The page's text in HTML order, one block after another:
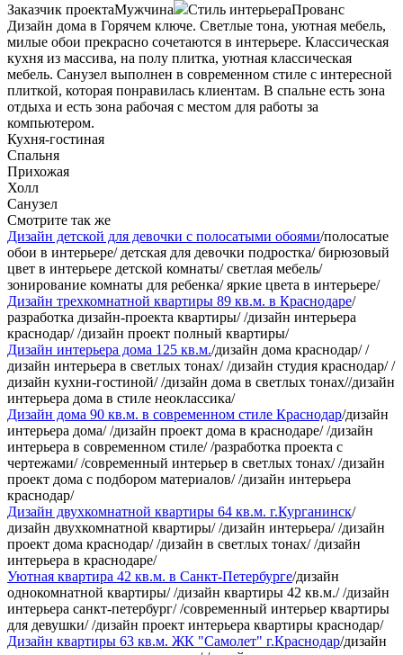
Заказчик проектаМужчина Стиль интерьераПрованс
Дизайн дома в Горячем ключе. Светлые тона, уютная мебель,
милые обои прекрасно сочетаются в интерьере. Классическая
кухня из массива, на полу плитка, уютная классическая
мебель. Санузел выполнен в современном стиле с интересной
плиткой, которая понравилась клиентам. В спальне есть зона
отдыха и есть зона рабочая с местом для работы за
компьютером.
Кухня-гостиная
Спальня
Прихожая
Холл
Санузел
Смотрите так же
Дизайн детской для девочки с полосатыми обоями/полосатые
обои в интерьере/ детская для девочки подростка/ бирюзовый
цвет в интерьере детской комнаты/ светлая мебель/
зонирование комнаты для ребенка/ яркие цвета в интерьере/
Дизайн трехкомнатной квартиры 89 кв.м. в Краснодаре/
разработка дизайн-проекта квартиры/ /дизайн интерьера
краснодар/ /дизайн проект полный квартиры/
Дизайн интерьера дома 125 кв.м./дизайн дома краснодар/ /
дизайн интерьера в светлых тонах/ /дизайн студия краснодар/ /
дизайн кухни-гостиной/ /дизайн дома в светлых тонах//дизайн
интерьера дома в стиле неоклассика/
Дизайн дома 90 кв.м. в современном стиле Краснодар/дизайн
интерьера дома/ /дизайн проект дома в краснодаре/ /дизайн
интерьера в современном стиле/ /разработка проекта с
чертежами/ /современный интерьер в светлых тонах/ /дизайн
проект дома с подбором материалов/ /дизайн интерьера
краснодар/
Дизайн двухкомнатной квартиры 64 кв.м. г.Курганинск/
дизайн двухкомнатной квартиры/ /дизайн интерьера/ /дизайн
проект дома краснодар/ /дизайн в светлых тонах/ /дизайн
интерьера в краснодаре/
Уютная квартира 42 кв.м. в Санкт-Петербурге/дизайн
однокомнатной квартиры/ /дизайн квартиры 42 кв.м./ /дизайн
интерьера санкт-петербург/ /современный интерьер квартиры
для девушки/ /дизайн проект интерьера квартиры краснодар/
Дизайн квартиры 63 кв.м. ЖК "Самолет" г.Краснодар/дизайн